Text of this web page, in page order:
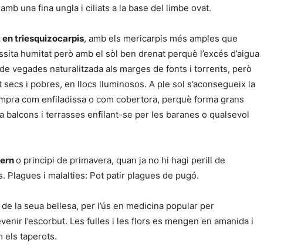
una fina ungla i ciliats a la base del limbe ovat.
en triesquizocarpis, amb els mericarpis més amples que
humitat però amb el sòl ben drenat perquè l’excés d’aigua
vegades naturalitzada als marges de fonts i torrents, però
i pobres, en llocs lluminosos. A ple sol s’aconsegueix la
com enfiladissa o com cobertora, perquè forma grans
balcons i terrasses enfilant-se per les baranes o qualsevol
o principi de primavera, quan ja no hi hagi perill de
Plagues i malalties: Pot patir plagues de pugó.
la seua bellesa, per l’ús en medicina popular per
l’escorbut. Les fulles i les flors es mengen en amanida i
els taperots.